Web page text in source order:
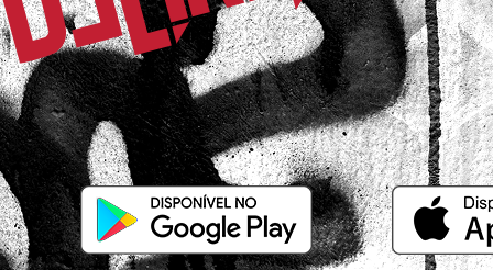
Nathalia M.
Comprador Verificado
11/03/2026 às 03h50
Rio de Janeiro / RJ
Excelente caimento, confortável, e
qualidade. Amei cada detalhe!;)